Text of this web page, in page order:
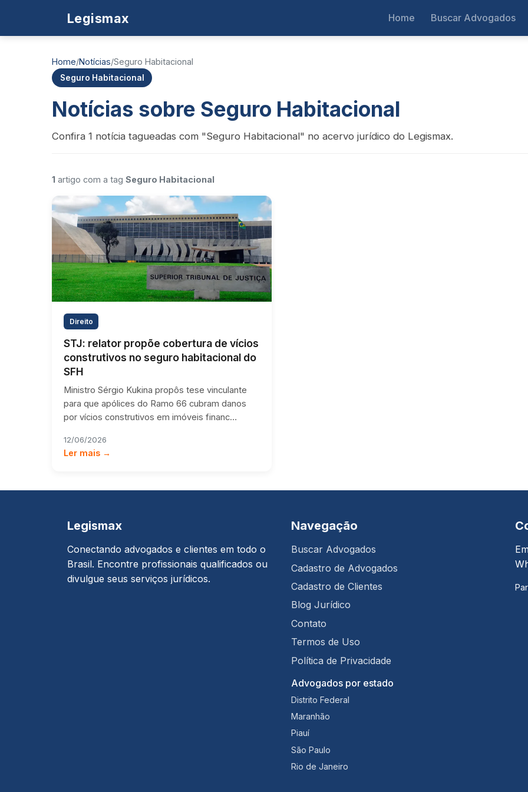
Legismax Home Buscar Advogados
Home/Notícias/Seguro Habitacional
Seguro Habitacional
Notícias sobre Seguro Habitacional
Confira 1 notícia tagueadas com "Seguro Habitacional" no acervo jurídico do Legismax.
1 artigo com a tag Seguro Habitacional
Direito
STJ: relator propõe cobertura de vícios
construtivos no seguro habitacional do
SFH
Ministro Sérgio Kukina propôs tese vinculante
para que apólices do Ramo 66 cubram danos
por vícios construtivos em imóveis financ…
12/06/2026
Ler mais →
Legismax
Conectando advogados e clientes em todo o
Brasil. Encontre profissionais qualificados ou
divulgue seus serviços jurídicos.
Navegação
Buscar Advogados
Cadastro de Advogados
Cadastro de Clientes
Blog Jurídico
Contato
Termos de Uso
Política de Privacidade
Advogados por estado
Distrito Federal
Maranhão
Piauí
São Paulo
Rio de Janeiro